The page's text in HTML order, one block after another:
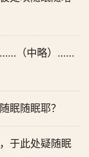
……（中略）……
眠随眠耶？
于此处疑随眠